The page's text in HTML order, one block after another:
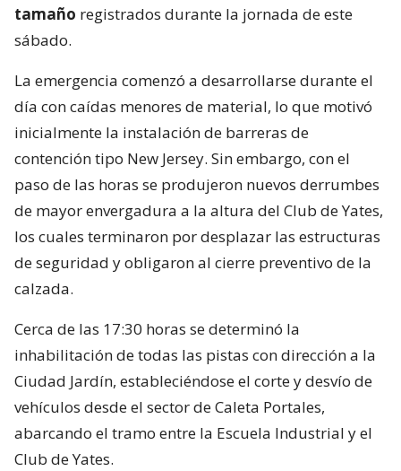
tamaño registrados durante la jornada de este
sábado.
La emergencia comenzó a desarrollarse durante el
día con caídas menores de material, lo que motivó
inicialmente la instalación de barreras de
contención tipo New Jersey. Sin embargo, con el
paso de las horas se produjeron nuevos derrumbes
de mayor envergadura a la altura del Club de Yates,
los cuales terminaron por desplazar las estructuras
de seguridad y obligaron al cierre preventivo de la
calzada.
Cerca de las 17:30 horas se determinó la
inhabilitación de todas las pistas con dirección a la
Ciudad Jardín, estableciéndose el corte y desvío de
vehículos desde el sector de Caleta Portales,
abarcando el tramo entre la Escuela Industrial y el
Club de Yates.